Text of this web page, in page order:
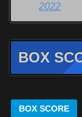
2022
BOX
BOX SCORE